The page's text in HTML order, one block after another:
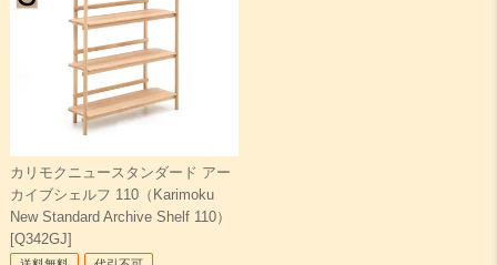
カリモクニュースタンダード アー
カイブシェルフ 110（Karimoku
New Standard Archive Shelf 110）
[Q342GJ]